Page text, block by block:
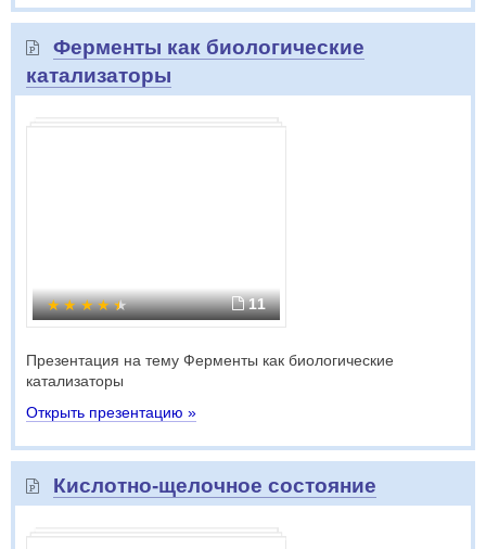
Ферменты как биологические
катализаторы
11
Презентация на тему Ферменты как биологические
катализаторы
Открыть презентацию »
Кислотно-щелочное состояние